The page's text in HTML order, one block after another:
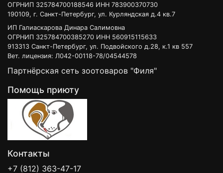
ОГРНИП 325784700188546 ИНН 783900370730
190109, г. Санкт-Петербург, ул. Курляндская д.4 кв.7
ИП Галиаскарова Динара Салимовна
ОГРНИП 325784700385270 ИНН 560915115633
913313 Санкт-Петербург, ул. Подвойского д.28, к.1 кв 557
Вет. лицензия: Л042-00118-78/04544578
Партнёрская сеть зоотоваров "Филя"
Помощь приюту
Контакты
+7 (812) 363-47-17